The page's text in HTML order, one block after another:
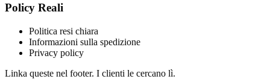
Policy Reali
Politica resi chiara
Informazioni sulla spedizione
Privacy policy
Linka queste nel footer. I clienti le cercano lì.